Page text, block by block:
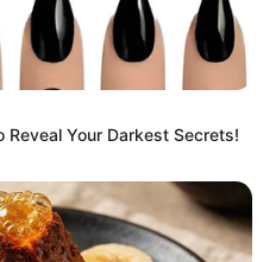
Reveal Your Darkest Secrets!